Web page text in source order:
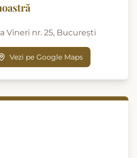
Vineri nr. 25, București
Vezi pe Google Maps